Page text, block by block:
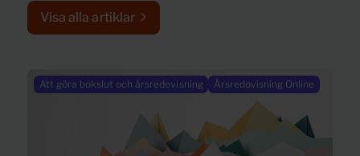
Visa alla artiklar
Att göra bokslut och årsredovisning Årsredovisning Online